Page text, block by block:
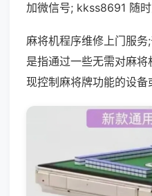
加微信号; kkss8691 随时
麻将机程序维修上门服
是指通过一些无需对麻
现控制麻将牌功能的设备